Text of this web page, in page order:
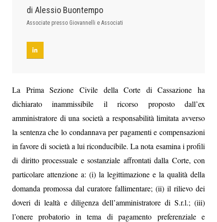
di Alessio Buontempo
Associate presso Giovannelli e Associati
La Prima Sezione Civile della Corte di Cassazione ha
dichiarato inammissibile il ricorso proposto dall’ex
amministratore di una società a responsabilità limitata avverso
la sentenza che lo condannava per pagamenti e compensazioni
in favore di società a lui riconducibile. La nota esamina i profili
di diritto processuale e sostanziale affrontati dalla Corte, con
particolare attenzione a: (i) la legittimazione e la qualità della
domanda promossa dal curatore fallimentare; (ii) il rilievo dei
doveri di lealtà e diligenza dell’amministratore di S.r.l.; (iii)
l’onere probatorio in tema di pagamento preferenziale e